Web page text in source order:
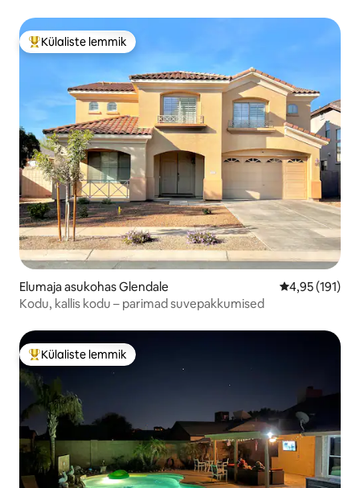
Külaliste suur lemmik
Külaliste lemmik
Elumaja asukohas Glendale Keskmine
4,95 (191)
Kodu, kallis kodu – parimad suvepakkumised
Külaliste suur lemmik
Külaliste lemmik